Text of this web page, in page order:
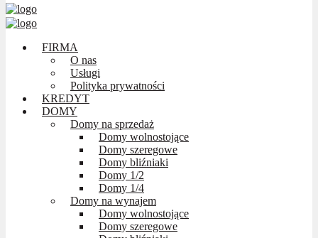
FIRMA
O nas
Usługi
Polityka prywatności
KREDYT
DOMY
Domy na sprzedaż
Domy wolnostojące
Domy szeregowe
Domy bliźniaki
Domy 1/2
Domy 1/4
Domy na wynajem
Domy wolnostojące
Domy szeregowe